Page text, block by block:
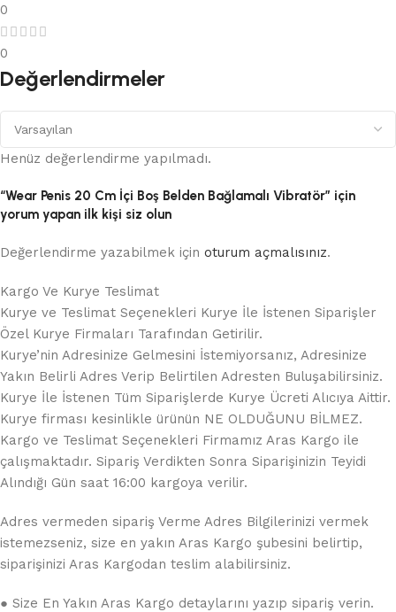
0
0
Değerlendirmeler
Henüz değerlendirme yapılmadı.
“Wear Penis 20 Cm İçi Boş Belden Bağlamalı Vibratör” için
yorum yapan ilk kişi siz olun
Değerlendirme yazabilmek için oturum açmalısınız.
Kargo Ve Kurye Teslimat
Kurye ve Teslimat Seçenekleri Kurye İle İstenen Siparişler
Özel Kurye Firmaları Tarafından Getirilir.
Kurye’nin Adresinize Gelmesini İstemiyorsanız, Adresinize
Yakın Belirli Adres Verip Belirtilen Adresten Buluşabilirsiniz.
Kurye İle İstenen Tüm Siparişlerde Kurye Ücreti Alıcıya Aittir.
Kurye firması kesinlikle ürünün NE OLDUĞUNU BİLMEZ.
Kargo ve Teslimat Seçenekleri Firmamız Aras Kargo ile
çalışmaktadır. Sipariş Verdikten Sonra Siparişinizin Teyidi
Alındığı Gün saat 16:00 kargoya verilir.
Adres vermeden sipariş Verme Adres Bilgilerinizi vermek
istemezseniz, size en yakın Aras Kargo şubesini belirtip,
siparişinizi Aras Kargodan teslim alabilirsiniz.
● Size En Yakın Aras Kargo detaylarını yazıp sipariş verin.